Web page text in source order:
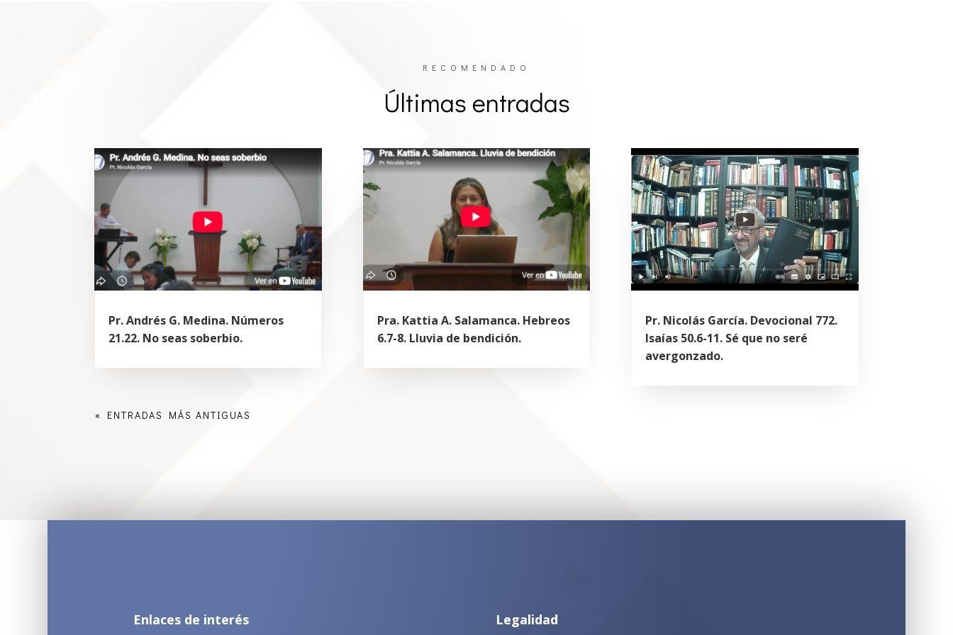
RECOMENDADO
Últimas entradas
Pr. Andrés G. Medina. Números
21.22. No seas soberbio.
Pra. Kattia A. Salamanca. Hebreos
6.7-8. Lluvia de bendición.
Pr. Nicolás García. Devocional 772.
Isaías 50.6-11. Sé que no seré
avergonzado.
« ENTRADAS MÁS ANTIGUAS
Enlaces de interés Legalidad